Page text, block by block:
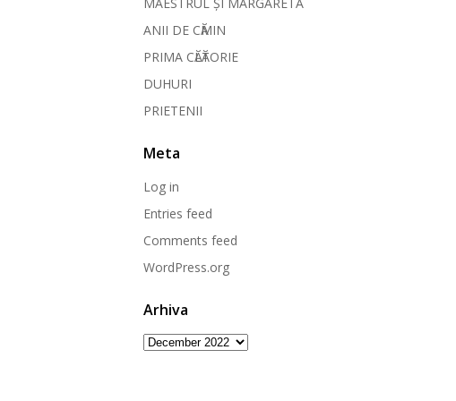
ANII DE CӐMIN
PRIMA CӐLӐTORIE
DUHURI
PRIETENII
Meta
Log in
Entries feed
Comments feed
WordPress.org
Arhiva
Arhiva